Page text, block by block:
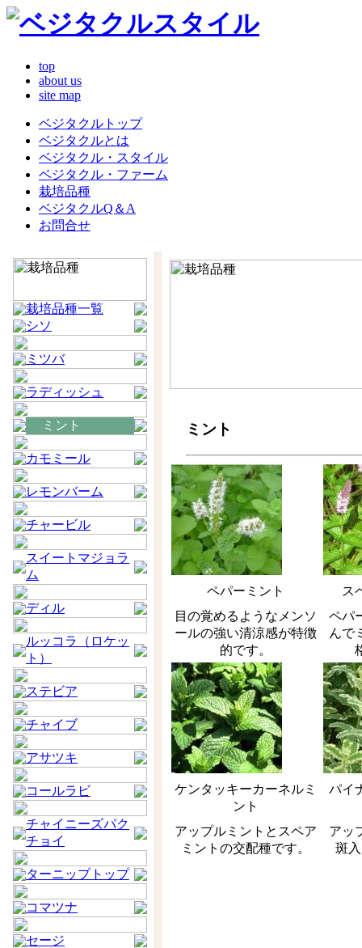
top
about us
site map
ベジタクルトップ
ベジタクルとは
ベジタクル・スタイル
ベジタクル・ファーム
栽培品種
ベジタクルQ＆A
お問合せ
栽培品種一覧
シソ
ミツバ
ラディッシュ
ミント
カモミール
レモンバーム
チャービル
スイートマジョラ
ム
ディル
ルッコラ（ロケッ
ト）
ステビア
チャイブ
アサツキ
コールラビ
チャイニーズパク
チョイ
ターニップトップ
コマツナ
セージ
ミント
ペパーミント
目の覚めるようなメンソ
ールの強い清涼感が特徴
的です。
ス
ペパ
んで
ケンタッキーカーネルミ
ント
アップルミントとスペア
ミントの交配種です。
パイ
アッ
斑